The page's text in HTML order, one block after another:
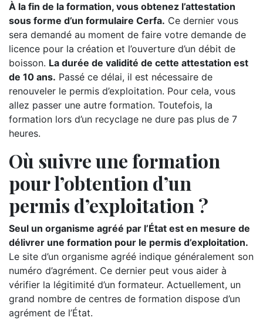
À la fin de la formation, vous obtenez l’attestation
sous forme d’un formulaire Cerfa. Ce dernier vous
sera demandé au moment de faire votre demande de
licence pour la création et l’ouverture d’un débit de
boisson. La durée de validité de cette attestation est
de 10 ans. Passé ce délai, il est nécessaire de
renouveler le permis d’exploitation. Pour cela, vous
allez passer une autre formation. Toutefois, la
formation lors d’un recyclage ne dure pas plus de 7
heures.
Où suivre une formation
pour l’obtention d’un
permis d’exploitation ?
Seul un organisme agréé par l’État est en mesure de
délivrer une formation pour le permis d’exploitation.
Le site d’un organisme agréé indique généralement son
numéro d’agrément. Ce dernier peut vous aider à
vérifier la légitimité d’un formateur. Actuellement, un
grand nombre de centres de formation dispose d’un
agrément de l’État.